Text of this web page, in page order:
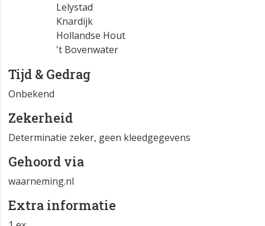
Lelystad
Knardijk
Hollandse Hout
't Bovenwater
Tijd & Gedrag
Onbekend
Zekerheid
Determinatie zeker, geen kleedgegevens
Gehoord via
waarneming.nl
Extra informatie